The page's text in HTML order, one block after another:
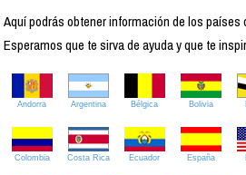
Aquí podrás obtener información de los países
Esperamos que te sirva de ayuda y que te
Andorra Argentina Bélgica Bolivia
Colombia Costa Rica Ecuador España